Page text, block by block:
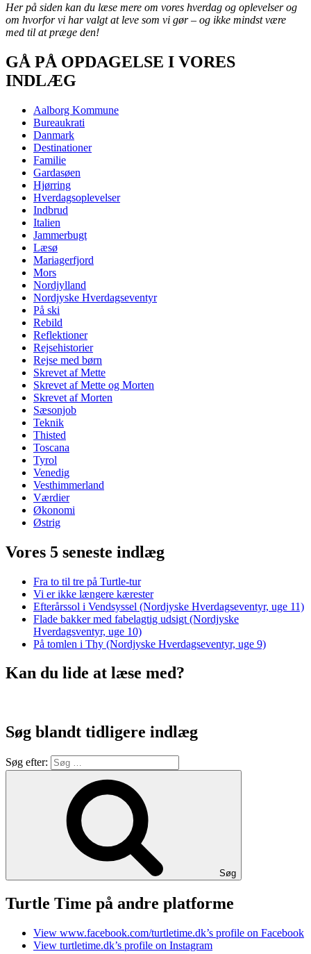
Her på siden kan du læse mere om vores hverdag og oplevelser og
om hvorfor vi har valgt at leve som vi gør – og ikke mindst være
med til at præge den!
GÅ PÅ OPDAGELSE I VORES
INDLÆG
Aalborg Kommune
Bureaukrati
Danmark
Destinationer
Familie
Gardasøen
Hjørring
Hverdagsoplevelser
Indbrud
Italien
Jammerbugt
Læsø
Mariagerfjord
Mors
Nordjylland
Nordjyske Hverdagseventyr
På ski
Rebild
Reflektioner
Rejsehistorier
Rejse med børn
Skrevet af Mette
Skrevet af Mette og Morten
Skrevet af Morten
Sæsonjob
Teknik
Thisted
Toscana
Tyrol
Venedig
Vesthimmerland
Værdier
Økonomi
Østrig
Vores 5 seneste indlæg
Fra to til tre på Turtle-tur
Vi er ikke længere kærester
Efterårssol i Vendsyssel (Nordjyske Hverdagseventyr, uge 11)
Flade bakker med fabelagtig udsigt (Nordjyske
Hverdagsventyr, uge 10)
På tomlen i Thy (Nordjyske Hverdagseventyr, uge 9)
Kan du lide at læse med?
Søg blandt tidligere indlæg
Søg efter:
Søg
Turtle Time på andre platforme
View www.facebook.com/turtletime.dk’s profile on Facebook
View turtletime.dk’s profile on Instagram